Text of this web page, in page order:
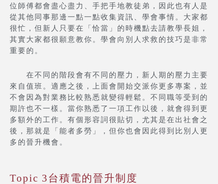
位師傅都會盡心盡力、手把手地教徒弟，因此也有人是
從其他同事那邊一點一點收集資訊、學會事情。大家都
很忙，但新人只要在「恰當」的時機點去請教學長姐，
其實大家都很願意教你。學會向別人求救的技巧是非常
重要的。
在不同的階段會有不同的壓力，新人期的壓力主要
來自值班。適應之後，上面會開始交派你更多專案，並
不會因為對業務比較熟悉就變得輕鬆。不同職等受到的
期許也不一樣。當你熟悉了一項工作以後，就會得到更
多額外的工作。有個形容詞很貼切，尤其是在出社會之
後，那就是「能者多勞」，但你也會因此得到比別人更
多的晉升機會。
Topic 3台積電的晉升制度